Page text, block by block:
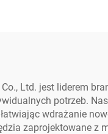
Ltd. jest liderem
potrzeb.
wdrażanie
zaprojektowane z